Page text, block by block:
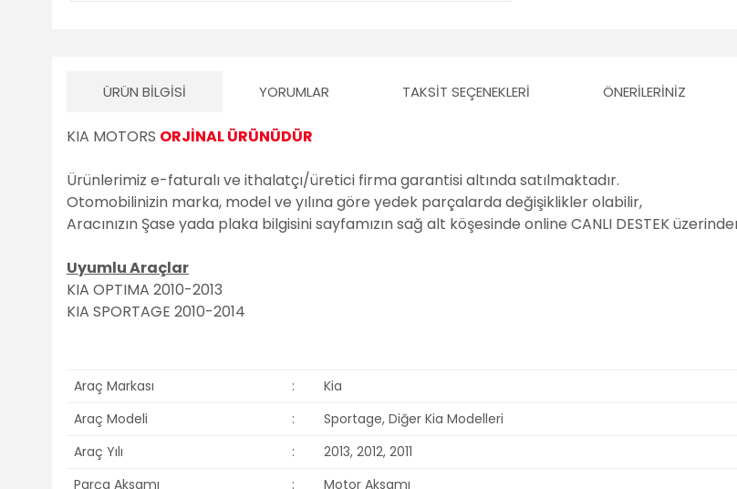
ÜRÜN BILGISI YORUMLAR TAKSIT SEÇENEKLERI ÖNERILERINIZ
KIA MOTORS ORJİNAL ÜRÜNÜDÜR
Ürünlerimiz e-faturalı ve ithalatçı/üretici firma garantisi altında satılmaktadır.
Otomobilinizin marka, model ve yılına göre yedek parçalarda değişiklikler olabilir,
Aracınızın Şase yada plaka bilgisini sayfamızın sağ alt köşesinde online CANLI DESTEK
Uyumlu Araçlar
KIA OPTIMA 2010-2013
KIA SPORTAGE 2010-2014
Araç Markası :
Kia
Araç Modeli
:
Sportage, Diğer Kia Modelleri
Araç Yılı
:
2013, 2012, 2011
Parça Aksamı
:
Motor Aksamı